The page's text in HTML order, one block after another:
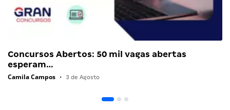
Concursos Abertos: 50 mil vagas abertas
esperam…
Camila Campos • 3 de Agosto